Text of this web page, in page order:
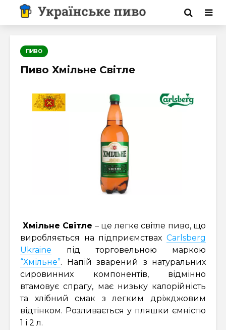
ПИВО
Пиво Хмільне Світле
Хмільне Світле – це легке світле пиво, що
виробляється на підприємствах Carlsberg
Ukraine під торговельною маркою
“Хмільне”. Напій зварений з натуральних
сировинних компонентів, відмінно
втамовує спрагу, має низьку калорійність
та хлібний смак з легким дріжджовим
відтінком. Розливається у пляшки ємністю
1 і 2 л.